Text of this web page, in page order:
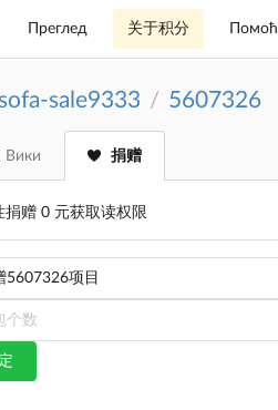
Преглед 关于积分 Помоћ
sofa-sale9333 / 5607326
Вики 捐赠
捐赠 0 元获取读权限